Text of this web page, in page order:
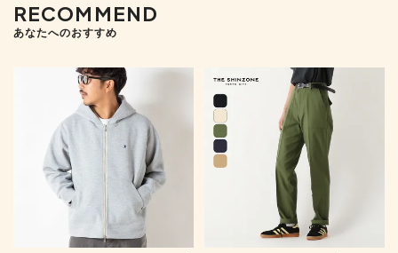
RECOMMEND
あなたへのおすすめ